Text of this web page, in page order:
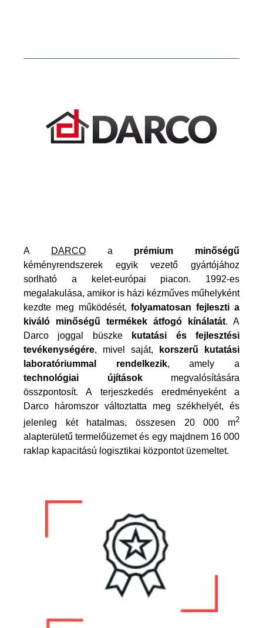
A DARCOa prémium minőségű
kéményrendszerek egyik vezető gyártójához
sorlható a kelet-európai piacon. 1992-es
megalakulása, amikor is házi kézműves műhelyként
kezdte meg működését,folyamatosan fejleszti a
kiváló minőségű termékek átfogó kínálatát. A
Darco joggal büszke
kutatási és fejlesztési
tevékenységére, mivel saját,
korszerű kutatási
laboratóriummal rendelkezik, amely a
technológiai újításokmegvalósítására
összpontosít. A terjeszkedés eredményeként a
Darco háromszor változtatta meg székhelyét, és
jelenleg két hatalmas, összesen 20 000 m2
alapterületű termelőüzemet és egy majdnem 16 000
raklap kapacitású logisztikai központot üzemeltet.